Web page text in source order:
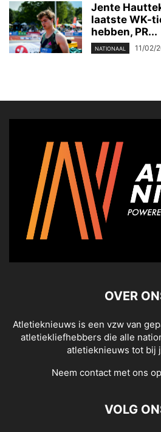
Jente
laatste WK-
hebben, PR...
NATIONAAL 11/02/
OVER
Atletieknieuws is een vzw van
atletiekliefhebbers die alle
atletieknieuws tot bij
Neem contact met ons
VOLG